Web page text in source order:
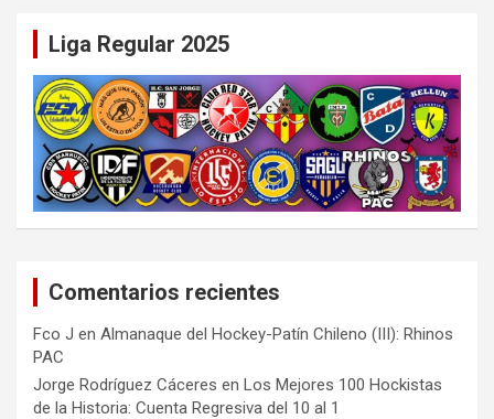
Liga Regular 2025
Comentarios recientes
Fco J en Almanaque del Hockey-Patín Chileno (III): Rhinos
PAC
Jorge Rodríguez Cáceres en Los Mejores 100 Hockistas
de la Historia: Cuenta Regresiva del 10 al 1